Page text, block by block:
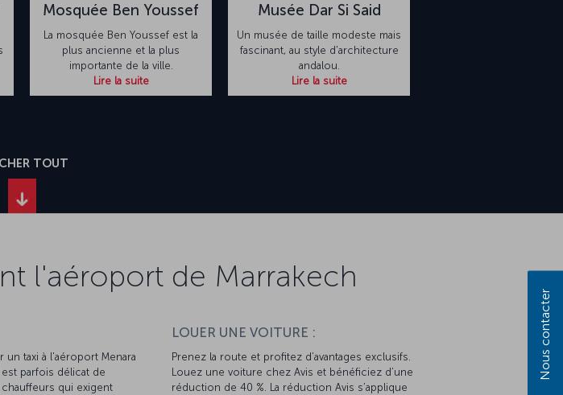
Mosquée Ben Youssef
La mosquée Ben Youssef est la
plus ancienne et la plus
importante de la ville.
Lire la suite
Musée Dar Si Said
Un musée de taille modeste mais
fascinant, au style d'architecture
andalou.
Lire la suite
TOUT
l'aéroport de Marrakech
un taxi à l'aéroport Menara
est parfois délicat de
qui exigent
LOUER UNE VOITURE :
Prenez la route et profitez d’avantages exclusifs.
Louez une voiture chez Avis et bénéficiez d’une
réduction de 40 %. La réduction Avis s’applique
Nous contacter